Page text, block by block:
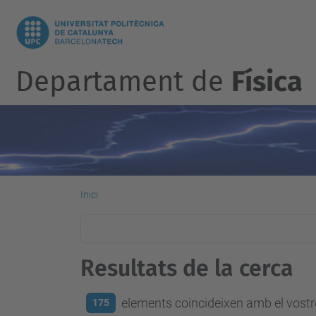
Departament de Física
Inici
Resultats de la cerca
175 elements coincideixen amb el